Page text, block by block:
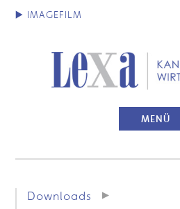
MENÜ
Downloads